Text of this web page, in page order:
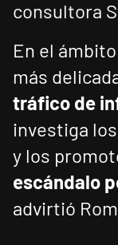
consultora
En el
más
tráfico de
investiga
y los
escándalo
advirtió